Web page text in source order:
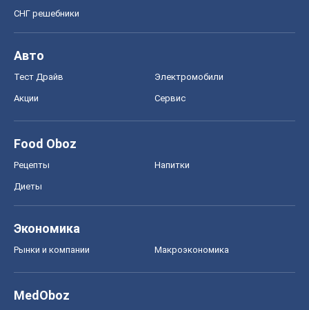
СНГ решебники
Авто
Тест Драйв Электромобили
Акции Сервис
Food Oboz
Рецепты Напитки
Диеты
Экономика
Рынки и компании Mакроэкономика
MedOboz